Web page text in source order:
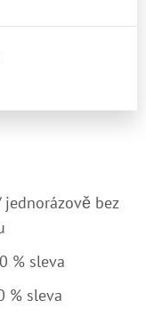
bez
% sleva
% sleva